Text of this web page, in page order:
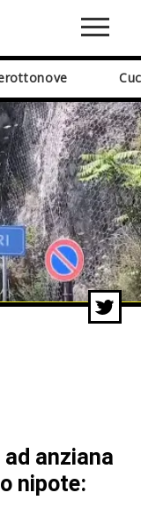
anziana
nipote: